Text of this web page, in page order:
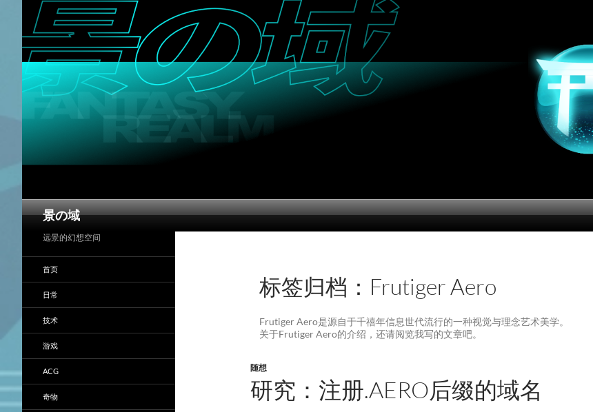
景の域
搜
标签归档：Frutiger Aero
Frutiger Aero是源自于千禧年信息世代流行的一种视觉与理念艺术美学。
关于Frutiger Aero的介绍，还请阅览我写的文章吧。
随想
研究：注册.AERO后缀的域名
远景的幻想空间
首页
日常
技术
游戏
ACG
奇物